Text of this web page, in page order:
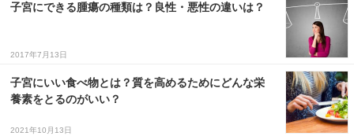
子宮にできる腫瘍の種類は？良性・悪性の違いは？
2017年7月13日
子宮にいい食べ物とは？質を高めるためにどんな栄
養素をとるのがいい？
2021年10月13日